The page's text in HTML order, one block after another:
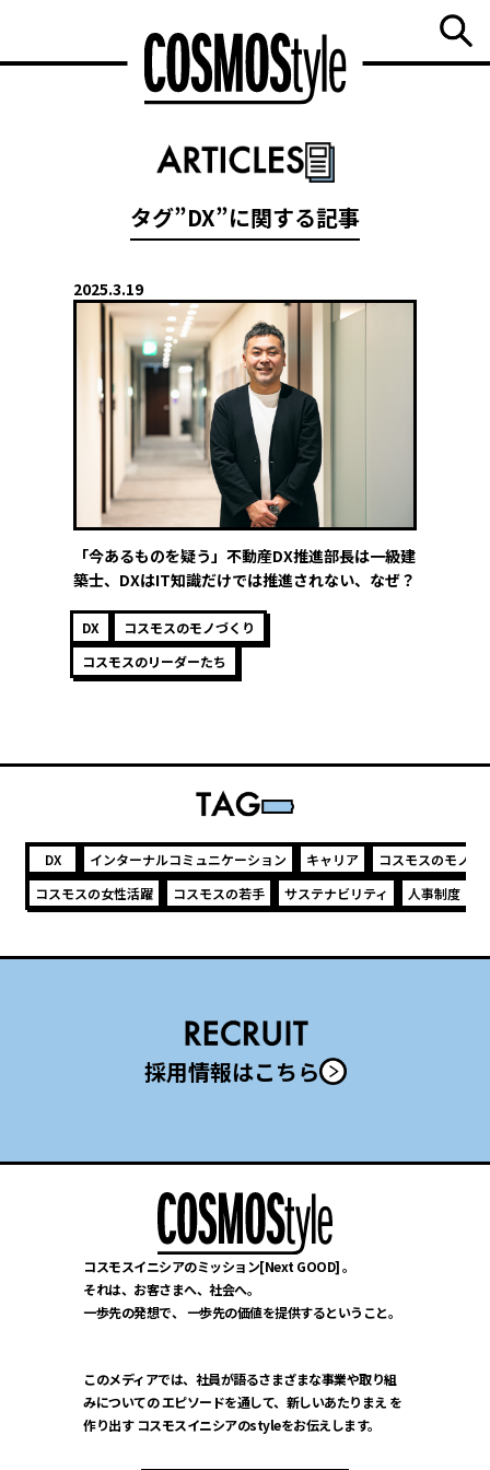
タグ”DX”に関する記事
2025.3.19
「今あるものを疑う」不動産DX推進部長は一級建
築士、DXはIT知識だけでは推進されない、なぜ？
DX
コスモスのモノづくり
コスモスのリーダーたち
DX インターナルコミュニケーション キャリア
コスモスのモノづ
コスモスの女性活躍
コスモスの若手 サステナビリティ 人事制度
採用情報はこちら
コスモスイニシアのミッション[Next GOOD] 。
それは、お客さまへ、社会へ。
一歩先の発想で、 一歩先の価値を提供するということ。
このメディアでは、社員が語るさまざまな事業や取り組
みについてのエピソードを通して、新しいあたりまえ を
作り出す コスモスイニシアのstyleをお伝えします。